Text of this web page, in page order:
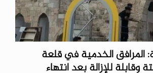
المرافق الخدمية في قلعة
للإزالة بعد انتهاء